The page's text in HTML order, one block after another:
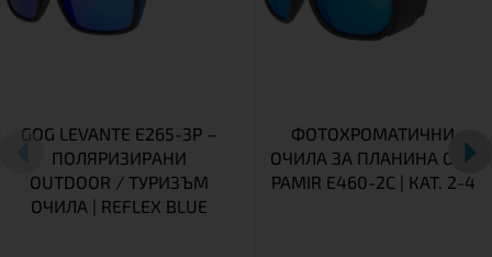
GOG LEVANTE E265-3P –
ПОЛЯРИЗИРАНИ
OUTDOOR / ТУРИЗЪМ
ОЧИЛА | REFLEX BLUE
ФОТОХРОМАТИЧНИ
ОЧИЛА ЗА ПЛАНИНА GOG
PAMIR E460-2C | КАТ. 2-4